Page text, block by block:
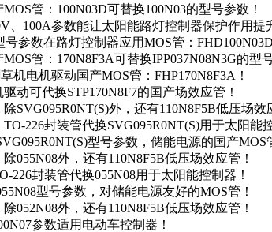
管：100N03D可替换100N03的型号参数！
、100A参数能让太阳能路灯控制器保护作用提
参数在路灯控制器应用MOS管：FHD100N03D
管：170N8F3A可替换IPP037N08N3G的型
机电机驱动国产MOS管：FHP170N8F3A！
动可代换STP170N8F7的国产场效应管！
SVG095R0NT(S)外，还有110N8F5B低压场效
226封装管代换SVG095R0NT(S)用于太阳能
型号参数，储能电源的国产MOS
055N08外，还有110N8F5B低压场效应管！
226封装管代换055N08用于太阳能控制器！
型号参数，对储能电源友好的MOS管！
052N08外，还有110N8F5B低压场效应管！
参数适用电动车控制器！